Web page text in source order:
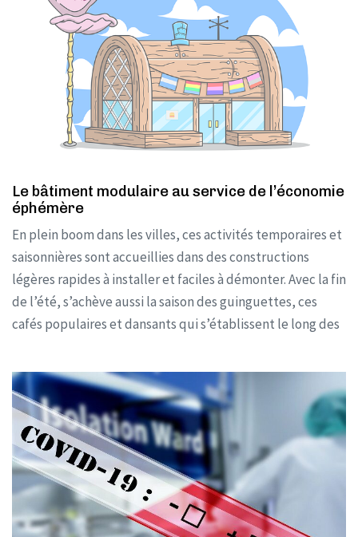
Le bâtiment modulaire au service de l’économie
éphémère
En plein boom dans les villes, ces activités temporaires et
saisonnières sont accueillies dans des constructions
légères rapides à installer et faciles à démonter. Avec la fin
de l’été, s’achève aussi la saison des guinguettes, ces
cafés populaires et dansants qui s’établissent le long des